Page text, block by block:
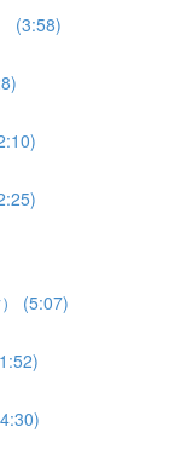
(3:58)
(5:07)